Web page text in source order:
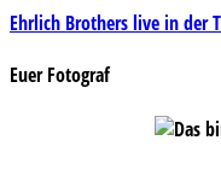
Beitragsnavigation
Ehrlich Brothers live in der
Euer Fotograf